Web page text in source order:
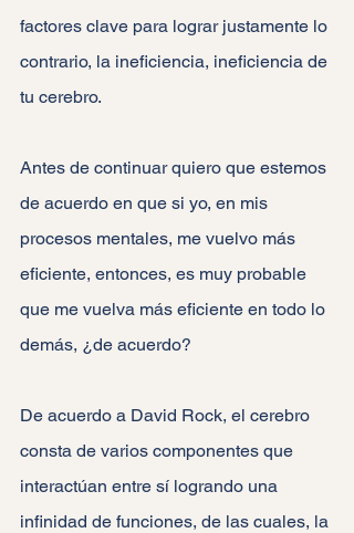
factores clave para lograr justamente lo
contrario, la ineficiencia, ineficiencia de
tu cerebro.
Antes de continuar quiero que estemos
de acuerdo en que si yo, en mis
procesos mentales, me vuelvo más
eficiente, entonces, es muy probable
que me vuelva más eficiente en todo lo
demás, ¿de acuerdo?
De acuerdo a David Rock, el cerebro
consta de varios componentes que
interactúan entre sí logrando una
infinidad de funciones, de las cuales, la